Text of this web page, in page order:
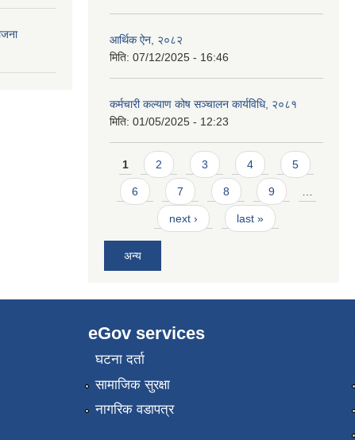
आर्थिक ऐन, २०८२
मिति: 07/12/2025 - 16:46
कर्मचारी कल्याण कोष सञ्चालन कार्यविधि, २०८१
मिति: 01/05/2025 - 12:23
Pages
1 2 3 4 5
6 7 8 9 …
next › last »
अन्य
eGov services
घटना दर्ता
सामाजिक सुरक्षा
नागरिक वडापत्र